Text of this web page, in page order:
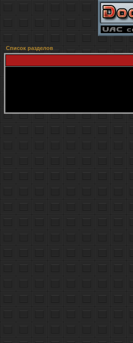
Список разделов